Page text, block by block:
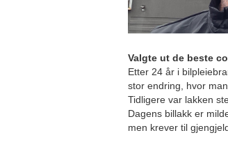
Valgte ut de beste
Etter 24 år i
stor endring, hvor
Tidligere var lakken
Dagens billakk er
men krever til